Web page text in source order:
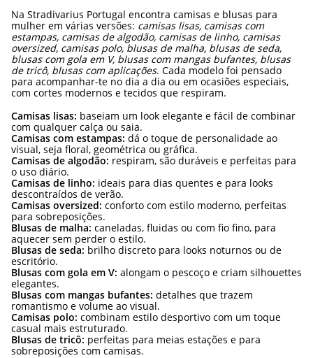
Na Stradivarius Portugal encontra camisas e blusas para
mulher em várias versões: camisas lisas, camisas com
estampas, camisas de algodão, camisas de linho, camisas
oversized, camisas polo, blusas de malha, blusas de seda,
blusas com gola em V, blusas com mangas bufantes, blusas
de tricô, blusas com aplicações. Cada modelo foi pensado
para acompanhar-te no dia a dia ou em ocasiões especiais,
com cortes modernos e tecidos que respiram.
Camisas lisas: baseiam um look elegante e fácil de combinar
com qualquer calça ou saia.
Camisas com estampas: dá o toque de personalidade ao
visual, seja floral, geométrica ou gráfica.
Camisas de algodão: respiram, são duráveis e perfeitas para
o uso diário.
Camisas de linho: ideais para dias quentes e para looks
descontraídos de verão.
Camisas oversized: conforto com estilo moderno, perfeitas
para sobreposições.
Blusas de malha: caneladas, fluidas ou com fio fino, para
aquecer sem perder o estilo.
Blusas de seda: brilho discreto para looks noturnos ou de
escritório.
Blusas com gola em V: alongam o pescoço e criam silhouettes
elegantes.
Blusas com mangas bufantes: detalhes que trazem
romantismo e volume ao visual.
Camisas polo: combinam estilo desportivo com um toque
casual mais estruturado.
Blusas de tricô: perfeitas para meias estações e para
sobreposições com camisas.